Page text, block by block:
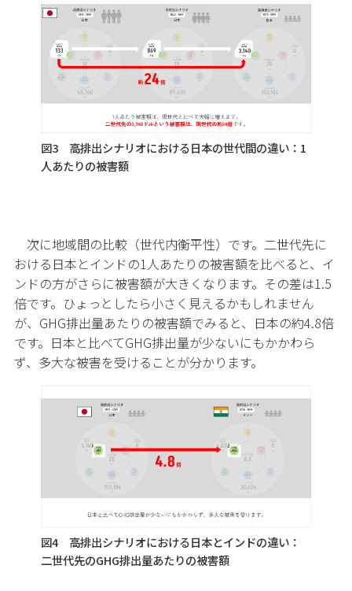
図3 高排出シナリオにおける日本の世代間の違い：1
人あたりの被害額
次に地域間の比較（世代内衡平性）です。二世代先に
おける日本とインドの1人あたりの被害額を比べると、イ
ンドの方がさらに被害額が大きくなります。その差は1.5
倍です。ひょっとしたら小さく見えるかもしれません
が、GHG排出量あたりの被害額でみると、日本の約4.8倍
です。日本と比べてGHG排出量が少ないにもかかわら
ず、多大な被害を受けることが分かります。
図4 高排出シナリオにおける日本とインドの違い：
二世代先のGHG排出量あたりの被害額